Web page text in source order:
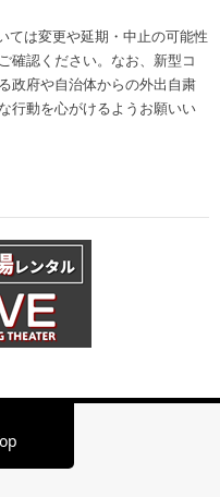
は変更や延期・中止の可能性
確認ください。なお、新型コ
政府や自治体からの外出自粛
行動を心がけるようお願いい